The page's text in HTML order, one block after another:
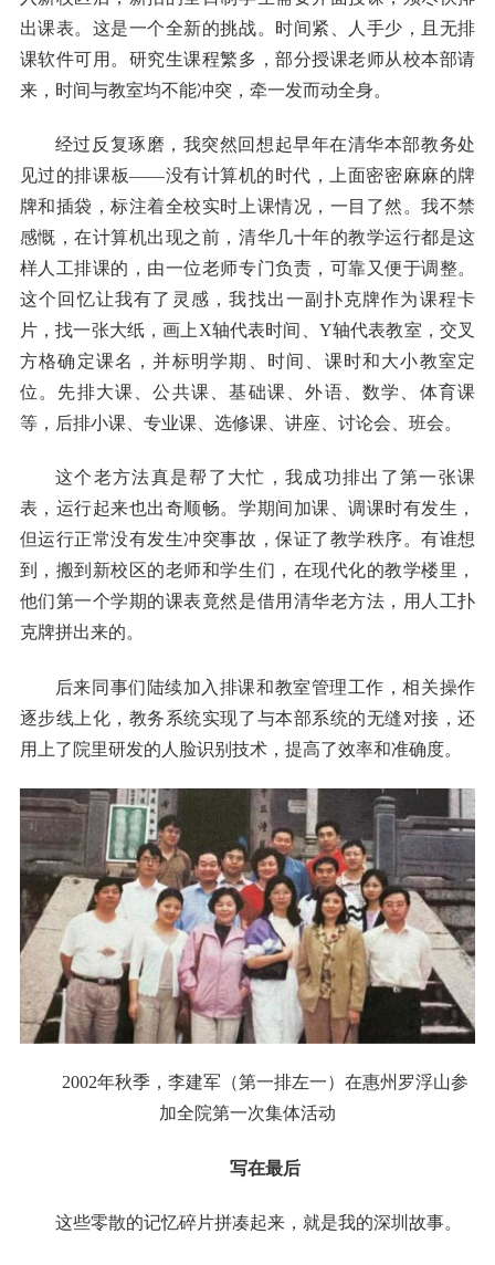
出课表。这是一个全新的挑战。时间紧、人手少，且无排
课软件可用。研究生课程繁多，部分授课老师从校本部请
来，时间与教室均不能冲突，牵一发而动全身。
经过反复琢磨，我突然回想起早年在清华本部教务处
见过的排课板——没有计算机的时代，上面密密麻麻的牌
牌和插袋，标注着全校实时上课情况，一目了然。我不禁
感慨，在计算机出现之前，清华几十年的教学运行都是这
样人工排课的，由一位老师专门负责，可靠又便于调整。
这个回忆让我有了灵感，我找出一副扑克牌作为课程卡
片，找一张大纸，画上X轴代表时间、Y轴代表教室，交叉
方格确定课名，并标明学期、时间、课时和大小教室定
位。先排大课、公共课、基础课、外语、数学、体育课
等，后排小课、专业课、选修课、讲座、讨论会、班会。
这个老方法真是帮了大忙，我成功排出了第一张课
表，运行起来也出奇顺畅。学期间加课、调课时有发生，
但运行正常没有发生冲突事故，保证了教学秩序。有谁想
到，搬到新校区的老师和学生们，在现代化的教学楼里，
他们第一个学期的课表竟然是借用清华老方法，用人工扑
克牌拼出来的。
后来同事们陆续加入排课和教室管理工作，相关操作
逐步线上化，教务系统实现了与本部系统的无缝对接，还
用上了院里研发的人脸识别技术，提高了效率和准确度。
2002年秋季，李建军（第一排左一）在惠州罗浮山参
加全院第一次集体活动
写在最后
这些零散的记忆碎片拼凑起来，就是我的深圳故事。